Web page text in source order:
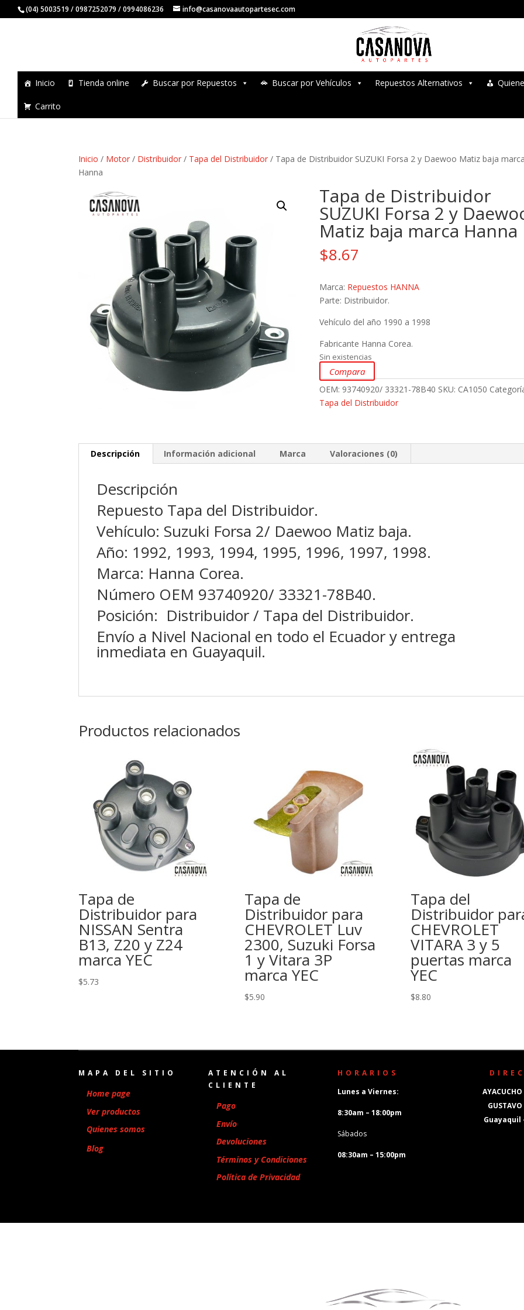
(04) 5003519 / 0987252079 / 0994086236 info@casanovaautopartesec.com
Inicio Tienda online Buscar por Repuestos Buscar por Vehículos Repuestos Alternativos
Carrito
Inicio / Motor / Distribuidor / Tapa del Distribuidor / Tapa de Distribuidor SUZUKI Forsa 2 y Daewoo Matiz baja
Hanna
Tapa de Distribuidor
SUZUKI Forsa 2 y
Matiz baja marca Hanna
$8.67
Marca: Repuestos HANNA
Parte: Distribuidor.
Vehículo del año 1990 a 1998
Fabricante Hanna Corea.
Sin existencias
Compara
OEM: 93740920/ 33321-78B40 SKU: CA1050
Tapa del Distribuidor
Descripción Información adicional Marca Valoraciones (0)
Descripción
Repuesto Tapa del Distribuidor.
Vehículo: Suzuki Forsa 2/ Daewoo Matiz baja.
Año: 1992, 1993, 1994, 1995, 1996, 1997, 1998.
Marca: Hanna Corea.
Número OEM 93740920/ 33321-78B40.
Posición: Distribuidor / Tapa del Distribuidor.
Envío a Nivel Nacional en todo el Ecuador y entrega
inmediata en Guayaquil.
Productos relacionados
Tapa de
Distribuidor para
NISSAN Sentra
B13, Z20 y Z24
marca YEC
$5.73
Tapa de
Distribuidor para
CHEVROLET Luv
2300, Suzuki Forsa
1 y Vitara 3P
marca YEC
$5.90
Tapa del
Distribuidor
CHEVROLET
VITARA 3 y 5
puertas marca
YEC
$8.80
MAPA DEL SITIO
Home page
Ver productos
Quienes somos
Blog
ATENCIÓN AL
CLIENTE
Pago
Envío
Devoluciones
Términos y Condiciones
Política de Privacidad
HORARIOS
Lunes a Viernes:
8:30am – 18:00pm
Sábados
08:30am – 15:00pm
Guayaquil